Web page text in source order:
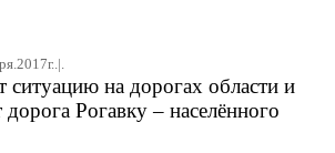
на дорогах области и
Рогавку – населённого